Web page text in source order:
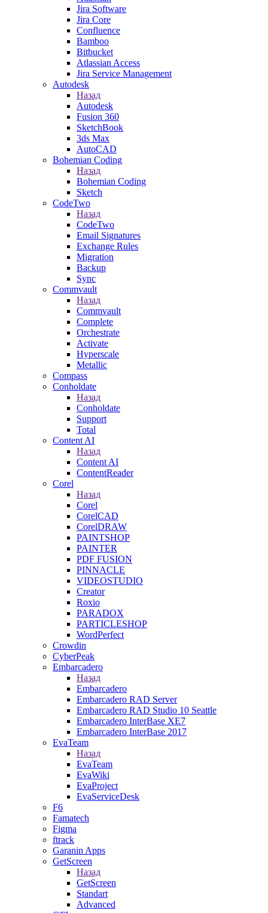
Jira Software
Jira Core
Confluence
Bamboo
Bitbucket
Atlassian Access
Jira Service Management
Autodesk
Назад
Autodesk
Fusion 360
SketchBook
3ds Max
AutoCAD
Bohemian Coding
Назад
Bohemian Coding
Sketch
CodeTwo
Назад
CodeTwo
Email Signatures
Exchange Rules
Migration
Backup
Sync
Commvault
Назад
Commvault
Complete
Orchestrate
Activate
Hyperscale
Metallic
Compass
Conholdate
Назад
Conholdate
Support
Total
Content AI
Назад
Content AI
ContentReader
Corel
Назад
Corel
CorelCAD
CorelDRAW
PAINTSHOP
PAINTER
PDF FUSION
PINNACLE
VIDEOSTUDIO
Creator
Roxio
PARADOX
PARTICLESHOP
WordPerfect
Crowdin
CyberPeak
Embarcadero
Назад
Embarcadero
Embarcadero RAD Server
Embarcadero RAD Studio 10 Seattle
Embarcadero InterBase XE7
Embarcadero InterBase 2017
EvaTeam
Назад
EvaTeam
EvaWiki
EvaProject
EvaServiceDesk
F6
Famatech
Figma
ftrack
Garanin Apps
GetScreen
Назад
GetScreen
Standart
Advanced